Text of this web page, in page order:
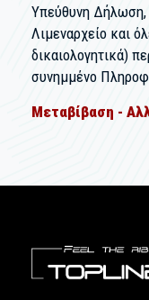
Υπεύθυνη Δήλωση,
Λιμεναρχείο και
δικαιολογητικά)
συνημμένο
Μεταβίβαση -